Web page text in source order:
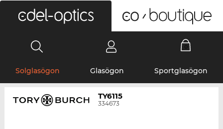
Solglasögon Glasögon Sportglasögon
TY6115
334673